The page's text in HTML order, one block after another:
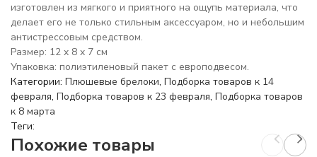
изготовлен из мягкого и приятного на ощупь материала, что
делает его не только стильным аксессуаром, но и небольшим
антистрессовым средством.
Размер: 12 x 8 x 7 см
Упаковка: полиэтиленовый пакет с европодвесом.
Категории: Плюшевые брелоки, Подборка товаров к 14
февраля, Подборка товаров к 23 февраля, Подборка товаров
к 8 марта
Теги:
Похожие товары